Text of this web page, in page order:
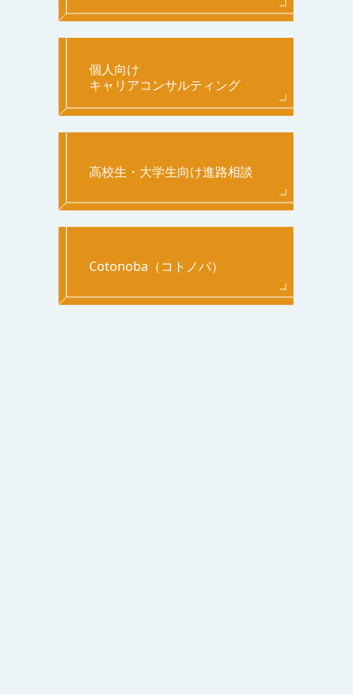
個人向け
キャリアコンサルティング
高校生・大学生向け進路相談
Cotonoba（コトノバ）